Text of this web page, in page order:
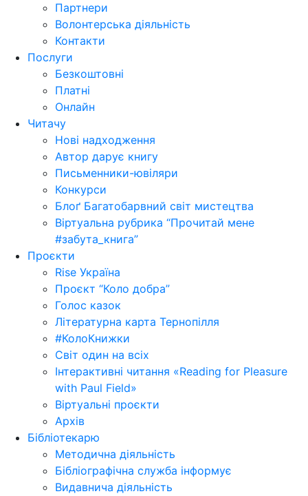
Партнери
Волонтерська діяльність
Контакти
Послуги
Безкоштовні
Платні
Онлайн
Читачу
Нові надходження
Автор дарує книгу
Письменники-ювіляри
Конкурси
Блоґ Багатобарвний світ мистецтва
Віртуальна рубрика “Прочитай мене
#забута_книга”
Проєкти
Rise Україна
Проєкт “Коло добра”
Голос казок
Літературна карта Тернопілля
#КолоКнижки
Світ один на всіх
Інтерактивні читання «Reading for Pleasure
with Paul Field»
Віртуальні проєкти
Архів
Бібліотекарю
Методична діяльність
Бібліографічна служба інформує
Видавнича діяльність